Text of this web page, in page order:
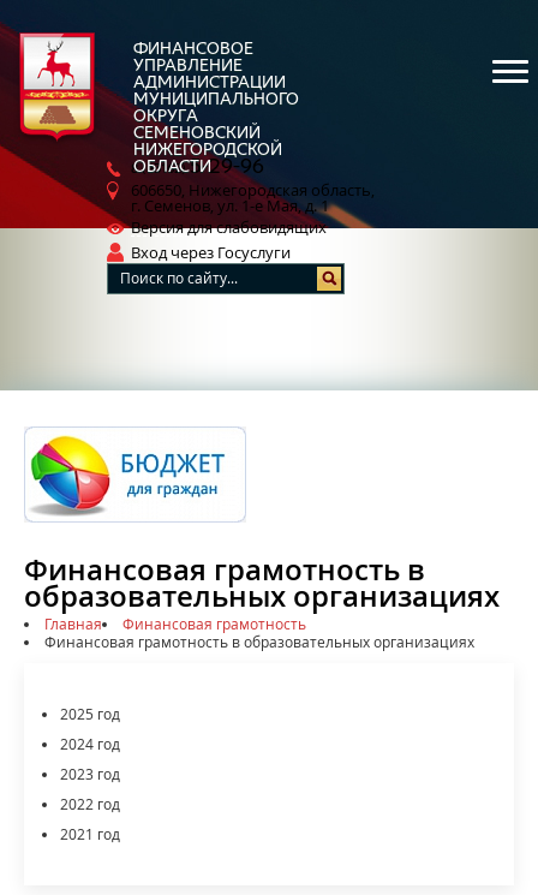
Финансовая грамотность в
образовательных организациях
Главная
Финансовая грамотность
Финансовая грамотность в образовательных организациях
2025 год
2024 год
2023 год
2022 год
2021 год
ФИНАНСОВОЕ
УПРАВЛЕНИЕ
АДМИНИСТРАЦИИ
МУНИЦИПАЛЬНОГО
ОКРУГА
СЕМЕНОВСКИЙ
НИЖЕГОРОДСКОЙ
ОБЛАСТИ
8 (83162)5-29-96
606650, Нижегородская область,
г. Семенов, ул. 1-е Мая, д. 1
Версия для слабовидящих
Вход через Госуслуги